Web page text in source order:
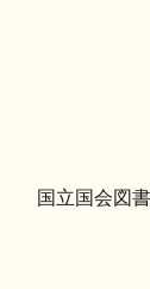
国立国会図